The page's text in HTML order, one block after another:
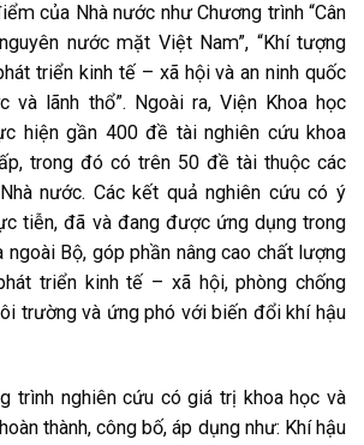
của Nhà nước như Chương trình “Cân
nước mặt Việt Nam”, “Khí tượng
triển kinh tế – xã hội và an ninh quốc
và lãnh thổ”. Ngoài ra, Viện Khoa học
hiện gần 400 đề tài nghiên cứu khoa
trong đó có trên 50 đề tài thuộc các
nước. Các kết quả nghiên cứu có ý
tiễn, đã và đang được ứng dụng trong
Bộ, góp phần nâng cao chất lượng
triển kinh tế – xã hội, phòng chống
trường và ứng phó với biến đổi khí hậu
trình nghiên cứu có giá trị khoa học và
thành, công bố, áp dụng như: Khí hậu